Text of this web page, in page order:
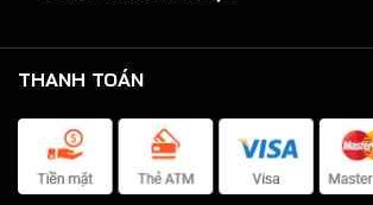
THANH TOÁN